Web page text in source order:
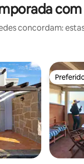
concordam:
hóspedes